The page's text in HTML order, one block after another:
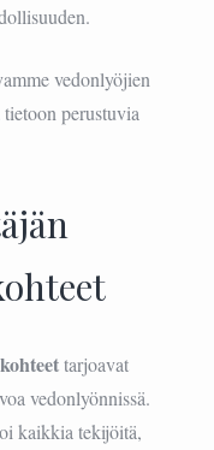
vedonlyöjien
perustuvia
tarjoavat
vedonlyönnissä.
kaikkia tekijöitä,